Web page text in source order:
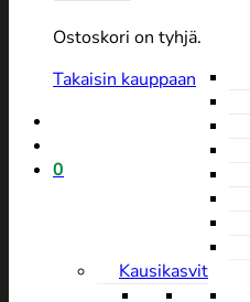
Ostoskori on tyhjä.
Takaisin kauppaan
0
Kausikasvit